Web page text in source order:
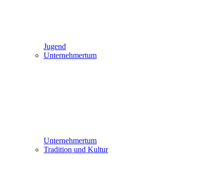
Jugend
Unternehmertum
Unternehmertum
Tradition und Kultur